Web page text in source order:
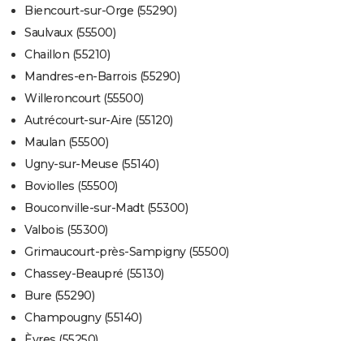
Biencourt-sur-Orge (55290)
Saulvaux (55500)
Chaillon (55210)
Mandres-en-Barrois (55290)
Willeroncourt (55500)
Autrécourt-sur-Aire (55120)
Maulan (55500)
Ugny-sur-Meuse (55140)
Boviolles (55500)
Bouconville-sur-Madt (55300)
Valbois (55300)
Grimaucourt-près-Sampigny (55500)
Chassey-Beaupré (55130)
Bure (55290)
Champougny (55140)